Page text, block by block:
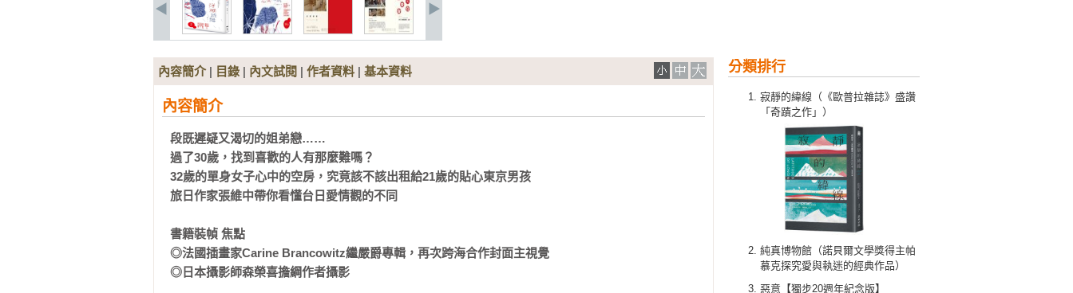
分類排行
寂靜的緯線（《歐普拉雜誌》盛讚
「奇蹟之作」）
純真博物館（諾貝爾文學獎得主帕
慕克探究愛與執迷的經典作品）
惡意【獨步20週年紀念版】
內容簡介| 目錄 | 內文試閱 | 作者資料 | 基本資料
內容簡介
段既遲疑又渴切的姐弟戀……
過了30歲，找到喜歡的人有那麼難嗎？
32歲的單身女子心中的空房，究竟該不該出租給21歲的貼心東京男孩
旅日作家張維中帶你看懂台日愛情觀的不同
書籍裝幀 焦點
◎法國插畫家Carine Brancowitz繼嚴爵專輯，再次跨海合作封面主視覺
◎日本攝影師森榮喜擔綱作者攝影